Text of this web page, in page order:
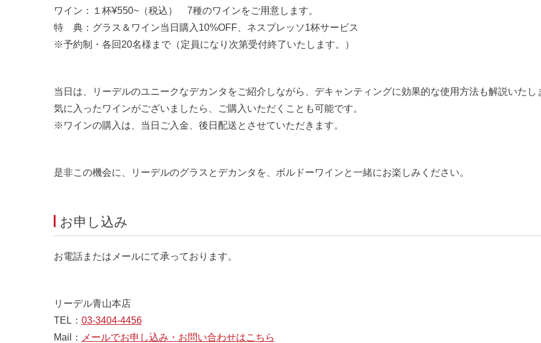
ワイン：１杯¥550~（税込） 7種のワインをご用意します。
特 典：グラス＆ワイン当日購入10%OFF、ネスプレッソ1杯サービス
※予約制・各回20名様まで（定員になり次第受付終了いたします。）
当日は、リーデルのユニークなデカンタをご紹介しながら、デキャンティングに効果的な使用方法も解説いたし
気に入ったワインがございましたら、ご購入いただくことも可能です。
※ワインの購入は、当日ご入金、後日配送とさせていただきます。
是非この機会に、リーデルのグラスとデカンタを、ボルドーワインと一緒にお楽しみください。
お申し込み
お電話またはメールにて承っております。
リーデル青山本店
TEL： 03-3404-4456
Mail：
メールでお申し込み・お問い合わせはこちら